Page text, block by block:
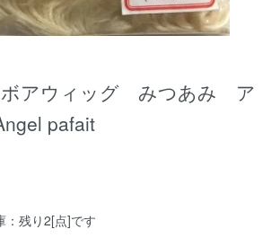
アウィッグ みつあみ ア
pafait
：残り2[点]です